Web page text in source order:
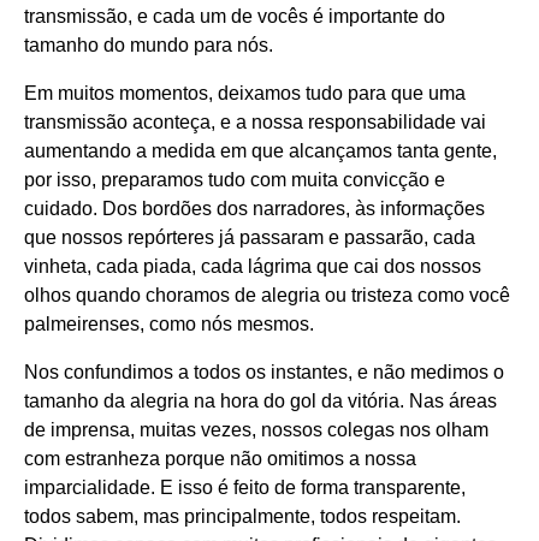
transmissão, e cada um de vocês é importante do
tamanho do mundo para nós.
Em muitos momentos, deixamos tudo para que uma
transmissão aconteça, e a nossa responsabilidade vai
aumentando a medida em que alcançamos tanta gente,
por isso, preparamos tudo com muita convicção e
cuidado. Dos bordões dos narradores, às informações
que nossos repórteres já passaram e passarão, cada
vinheta, cada piada, cada lágrima que cai dos nossos
olhos quando choramos de alegria ou tristeza como você
palmeirenses, como nós mesmos.
Nos confundimos a todos os instantes, e não medimos o
tamanho da alegria na hora do gol da vitória. Nas áreas
de imprensa, muitas vezes, nossos colegas nos olham
com estranheza porque não omitimos a nossa
imparcialidade. E isso é feito de forma transparente,
todos sabem, mas principalmente, todos respeitam.